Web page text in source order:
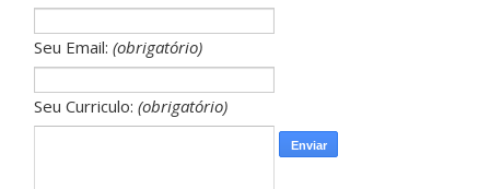
Seu Email:(obrigatório)
Seu Curriculo:(obrigatório)